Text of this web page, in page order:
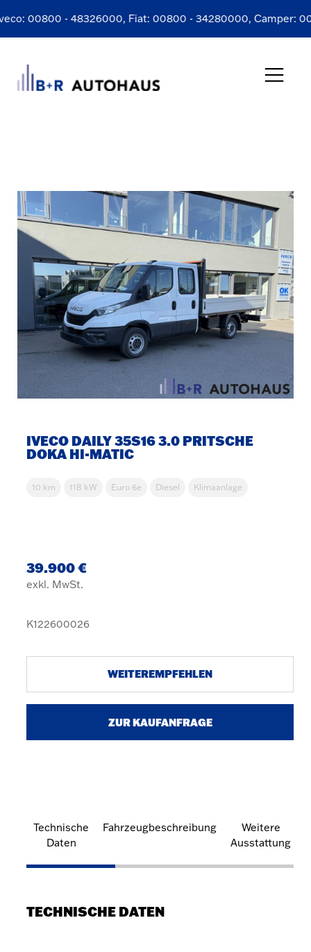
00800 - 48326000, Fiat:00800 - 34280000, Camper:
IVECO DAILY 35S16 3.0 PRITSCHE
DOKA HI-MATIC
10 km 118 kW Euro 6e Diesel Klimaanlage
39.900 €
exkl. MwSt.
K122600026
WEITEREMPFEHLEN
ZUR KAUFANFRAGE
Technische
Daten
Fahrzeugbeschreibung
Weitere
Ausstattung
TECHNISCHE DATEN